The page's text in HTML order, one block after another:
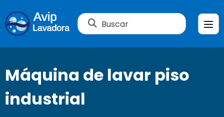
Buscar
Máquina de lavar piso
industrial